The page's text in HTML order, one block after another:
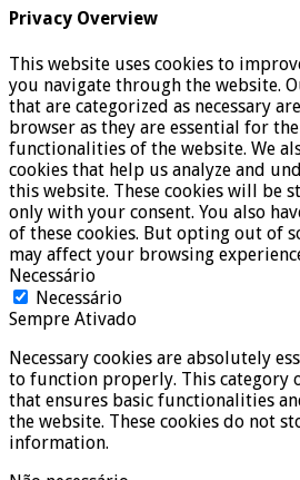
Privacy Overview
This website uses cookies to
you navigate through the website.
that are categorized as necessary
browser as they are essential for
functionalities of the website. We
cookies that help us analyze and
this website. These cookies will be
only with your consent. You also
of these cookies. But opting out of
may affect your browsing
Necessário
Necessário
Sempre Ativado
Necessary cookies are absolutely
to function properly. This category
that ensures basic functionalities
the website. These cookies do not
information.